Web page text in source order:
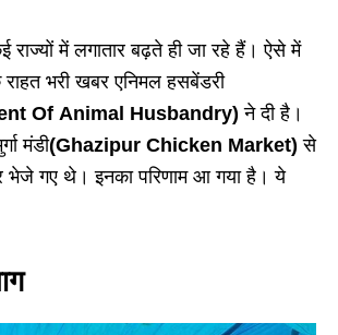
राज्यों में लगातार बढ़ते ही जा रहे हैं। ऐसे में
राहत भरी खबर एनिमल हसबेंडरी
Of Animal Husbandry) ने दी है।
मंडी(Ghazipur Chicken Market) से
गए थे। इनका परिणाम आ गया है। ये